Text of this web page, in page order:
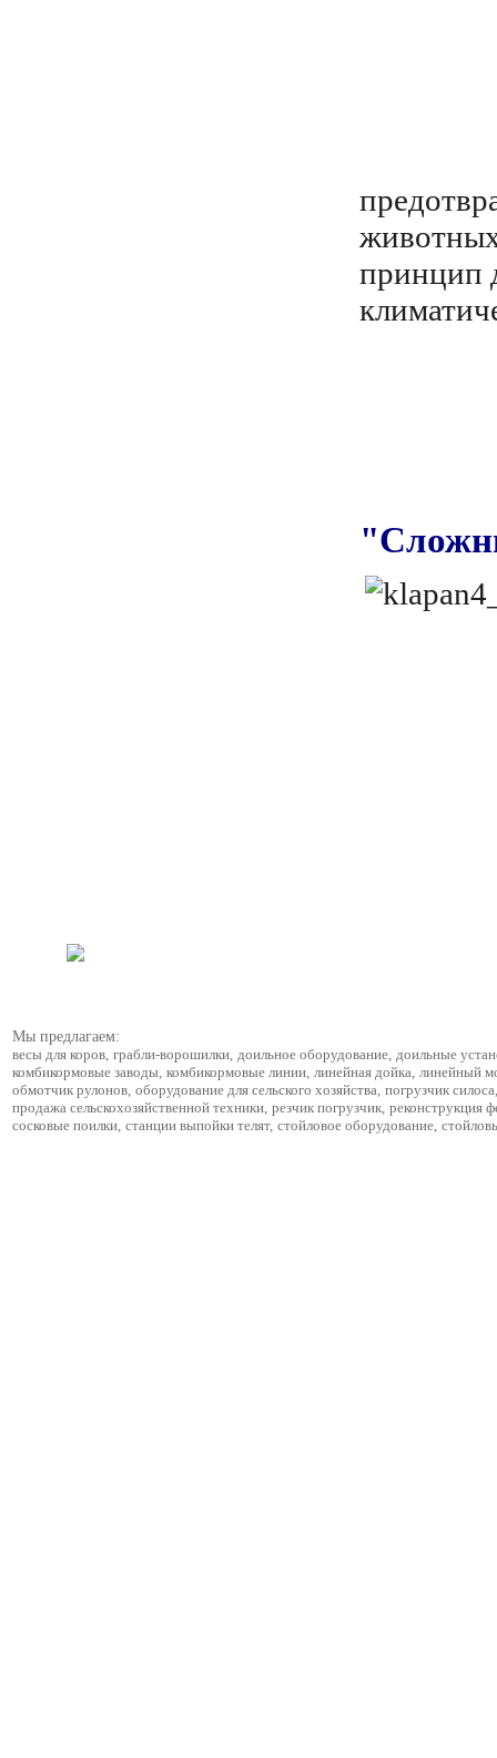
принцип
Мы предлагаем:
весы для коров, грабли-ворошилки, доильное оборудование, доильные
комбикормовые заводы, комбикормовые линии, линейная дойка, линейный
обмотчик рулонов, оборудование для сельского хозяйства, погрузчик силоса,
продажа сельскохозяйственной техники, резчик погрузчик, реконструкция
сосковые поилки, станции выпойки телят, стойловое оборудование,